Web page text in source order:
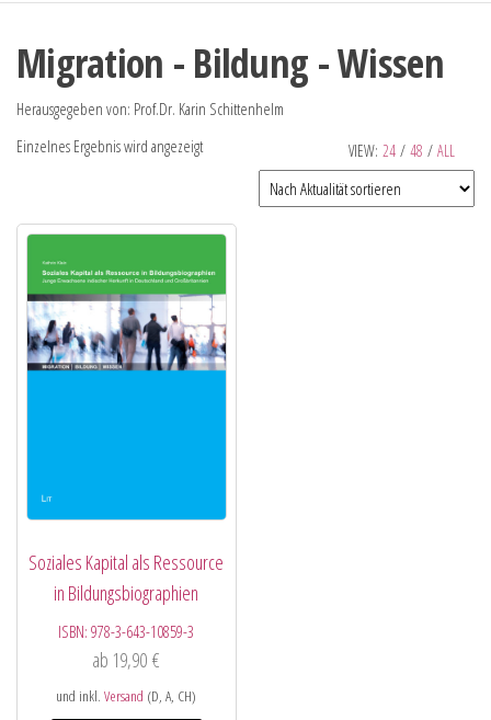
Migration - Bildung - Wissen
Herausgegeben von: Prof.Dr. Karin Schittenhelm
VIEW: 24 / 48 / ALL
Einzelnes Ergebnis wird angezeigt
Soziales Kapital als Ressource
in Bildungsbiographien
ISBN:978-3-643-10859-3
ab 19,90€
und inkl.Versand (D, A, CH)